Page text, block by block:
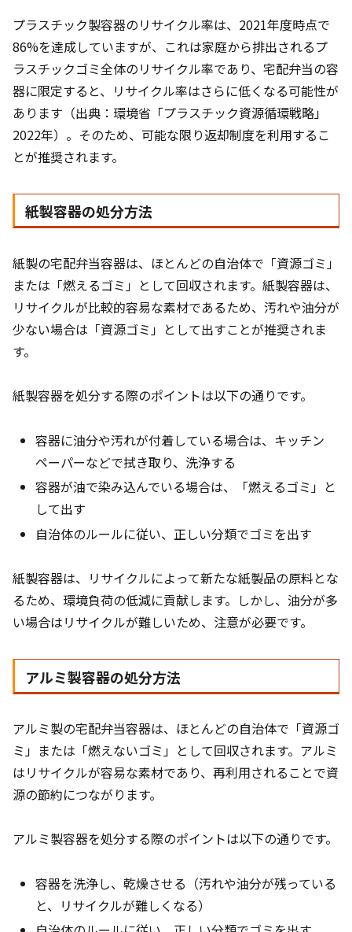
プラスチック製容器のリサイクル率は、2021年度時点で
86%を達成していますが、これは家庭から排出されるプ
ラスチックゴミ全体のリサイクル率であり、宅配弁当の容
器に限定すると、リサイクル率はさらに低くなる可能性が
あります（出典：環境省「プラスチック資源循環戦略」
2022年）。そのため、可能な限り返却制度を利用するこ
とが推奨されます。
紙製容器の処分方法
紙製の宅配弁当容器は、ほとんどの自治体で「資源ゴミ」
または「燃えるゴミ」として回収されます。紙製容器は、
リサイクルが比較的容易な素材であるため、汚れや油分が
少ない場合は「資源ゴミ」として出すことが推奨されま
す。
紙製容器を処分する際のポイントは以下の通りです。
容器に油分や汚れが付着している場合は、キッチン
ペーパーなどで拭き取り、洗浄する
容器が油で染み込んでいる場合は、「燃えるゴミ」と
して出す
自治体のルールに従い、正しい分類でゴミを出す
紙製容器は、リサイクルによって新たな紙製品の原料とな
るため、環境負荷の低減に貢献します。しかし、油分が多
い場合はリサイクルが難しいため、注意が必要です。
アルミ製容器の処分方法
アルミ製の宅配弁当容器は、ほとんどの自治体で「資源ゴ
ミ」または「燃えないゴミ」として回収されます。アルミ
はリサイクルが容易な素材であり、再利用されることで資
源の節約につながります。
アルミ製容器を処分する際のポイントは以下の通りです。
容器を洗浄し、乾燥させる（汚れや油分が残っている
と、リサイクルが難しくなる）